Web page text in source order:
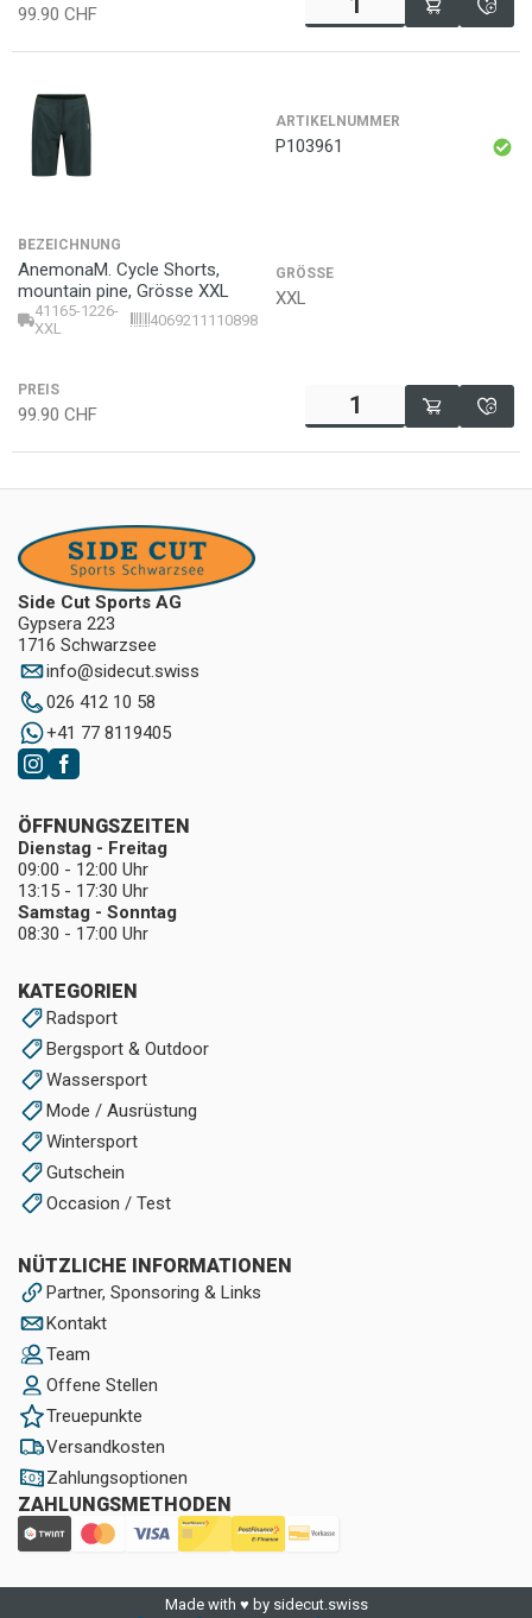
99.90 CHF
ARTIKELNUMMER
P103961
BEZEICHNUNG
AnemonaM. Cycle Shorts,
mountain pine, Grösse XXL
41165-1226-
XXL
4069211110898
GRÖSSE
XXL
PREIS
99.90 CHF
Side Cut Sports AG
Gypsera 223
1716 Schwarzsee
info@sidecut.swiss
026 412 10 58
+41 77 8119405
KATEGORIEN
Radsport
Bergsport & Outdoor
Wassersport
Mode / Ausrüstung
Wintersport
Gutschein
Occasion / Test
NÜTZLICHE INFORMATIONEN
Partner, Sponsoring & Links
Kontakt
Team
Offene Stellen
Treuepunkte
Versandkosten
Zahlungsoptionen
ZAHLUNGSMETHODEN
ÖFFNUNGSZEITEN
Dienstag - Freitag
09:00 - 12:00 Uhr
13:15 - 17:30 Uhr
Samstag - Sonntag
08:30 - 17:00 Uhr
Made with ♥ by sidecut.swiss